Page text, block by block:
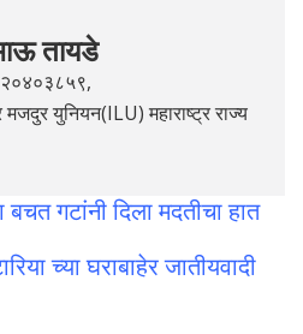
तायडे
युनियन(ILU) महाराष्ट्र राज्य
गटांनी दिला मदतीचा हात
च्या घराबाहेर जातीयवादी